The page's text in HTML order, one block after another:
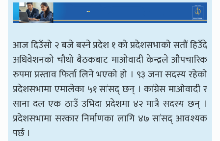
आज दिउँसो २ बजे बस्ने प्रदेश १ को प्रदेशसभाको सतौं हिउँदे
अधिवेशनको चौथो बैठकबाट माओवादी केन्द्रले औपचारिक
रुपमा प्रस्ताव फिर्ता लिने भएको हो । ९३ जना सदस्य रहेको
प्रदेशसभामा एमालेका ५१ सांसद् छन् । कांग्रेस माओवादी र
साना दल एक ठाउँ उभिदा प्रदेशमा ४२ मात्रै सदस्य छन् ।
प्रदेशसभामा सरकार निर्माणका लागि ४७ सांसद् आवश्यक
पर्छ ।